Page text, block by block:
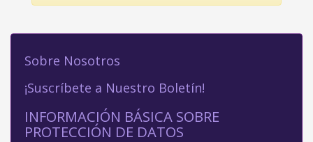
Sobre Nosotros
¡Suscríbete a Nuestro Boletín!
INFORMACIÓN BÁSICA SOBRE
PROTECCIÓN DE DATOS